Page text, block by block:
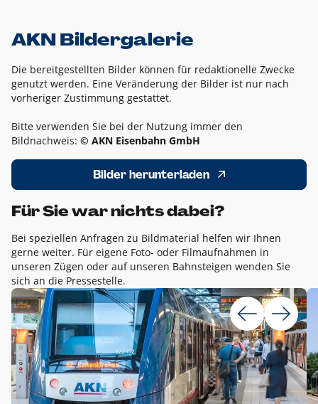
AKN Bildergalerie
Die bereitgestellten Bilder können für redaktionelle Zwecke
genutzt werden. Eine Veränderung der Bilder ist nur nach
vorheriger Zustimmung gestattet.
Bitte verwenden Sie bei der Nutzung immer den
Bildnachweis: © AKN Eisenbahn GmbH
Bilder herunterladen
Für Sie war nichts dabei?
Bei speziellen Anfragen zu Bildmaterial helfen wir Ihnen
gerne weiter. Für eigene Foto- oder Filmaufnahmen in
unseren Zügen oder auf unseren Bahnsteigen wenden Sie
sich an die Pressestelle.